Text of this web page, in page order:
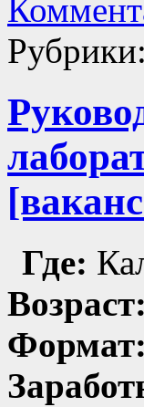
Рубрики:
Где:
Возраст:
Формат: